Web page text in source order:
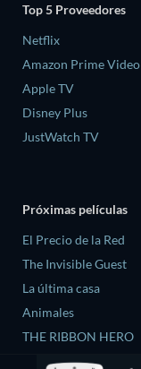
Top 5 Proveedores
Netflix
Amazon Prime Video
Apple TV
Disney Plus
JustWatch TV
Próximas películas
El Precio de la Red
The Invisible Guest
La última casa
Animales
THE RIBBON HERO